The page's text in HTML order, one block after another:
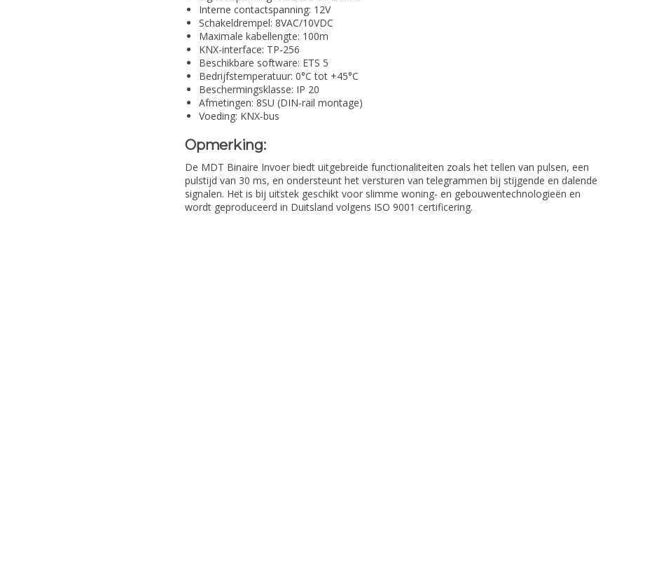
Interne contactspanning: 12V
Schakeldrempel: 8VAC/10VDC
Maximale kabellengte: 100m
KNX-interface: TP-256
Beschikbare software: ETS 5
Bedrijfstemperatuur: 0°C tot +45°C
Beschermingsklasse: IP 20
Afmetingen: 8SU (DIN-rail montage)
Voeding: KNX-bus
Opmerking:
De MDT Binaire Invoer biedt uitgebreide functionaliteiten zoals het tellen van pulsen, een
pulstijd van 30 ms, en ondersteunt het versturen van telegrammen bij stijgende en dalende
signalen. Het is bij uitstek geschikt voor slimme woning- en gebouwentechnologieën en
wordt geproduceerd in Duitsland volgens ISO 9001 certificering.